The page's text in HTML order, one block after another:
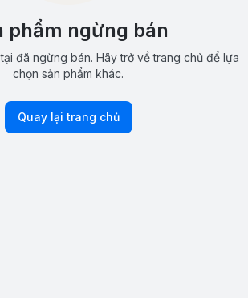
phẩm ngừng bán
đã ngừng bán. Hãy trở về trang chủ để lựa
chọn sản phẩm khác.
Quay lại trang chủ